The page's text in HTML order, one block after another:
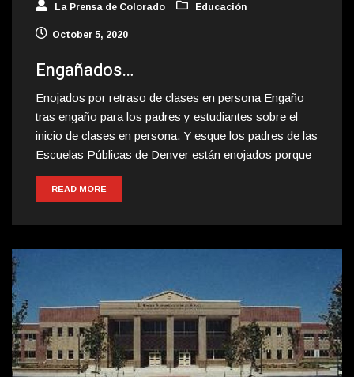
La Prensa de Colorado Educación
October 5, 2020
Engañados…
Enojados por retraso de clases en persona Engaño
tras engaño para los padres y estudiantes sobre el
inicio de clases en persona. Y esque los padres de las
Escuelas Públicas de Denver están enojados porque
READ MORE